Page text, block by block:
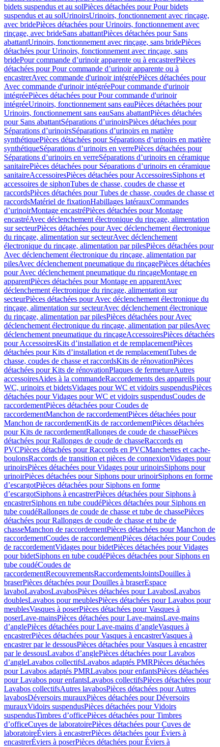
bidets suspendus et au solPièces détachées pour Pour bidets
suspendus et au solUrinoirsUrinoirs, fonctionnement avec rinçage,
avec bridePièces détachées pour Urinoirs, fonctionnement avec
rinçage, avec brideSans abattantPièces détachées pour Sans
abattantUrinoirs, fonctionnement avec rinçage, sans bridePièces
détachées pour Urinoirs, fonctionnement avec rinçage, sans
bridePour commande d’urinoir apparente ou à encastrerPièces
détachées pour Pour commande d’urinoir apparente ou à
encastrerAvec commande d'urinoir intégréePièces détachées pour
Avec commande d'urinoir intégréePour commande d'urinoir
intégréePièces détachées pour Pour commande d'urinoir
intégréeUrinoirs, fonctionnement sans eauPièces détachées pour
Urinoirs, fonctionnement sans eauSans abattantPièces détachées
pour Sans abattantSéparations d’urinoirsPièces détachées pour
Séparations d’urinoirsSéparations d’urinoirs en matière
synthétiquePièces détachées pour Séparations d’urinoirs en matière
synthétiqueSéparations d’urinoirs en verrePièces détachées pour
Séparations d’urinoirs en verreSéparations d’urinoirs en céramique
sanitairePièces détachées pour Séparations d’urinoirs en céramique
sanitaireAccessoiresPièces détachées pour AccessoiresSiphons et
accessoires de siphonTubes de chasse, coudes de chasse et
raccordsPièces détachées pour Tubes de chasse, coudes de chasse et
raccordsMatériel de fixationHabillages latérauxCommandes
dʼurinoirMontage encastréPièces détachées pour Montage
encastréAvec déclenchement électronique du rinçage, alimentation
sur secteurPièces détachées pour Avec déclenchement électronique
du rinçage, alimentation sur secteurAvec déclenchement
électronique du rinçage, alimentation par pilesPièces détachées pour
Avec déclenchement électronique du rinçage, alimentation par
pilesAvec déclenchement pneumatique du rinçagePièces détachées
pour Avec déclenchement pneumatique du rinçageMontage en
apparentPièces détachées pour Montage en apparentAvec
déclenchement électronique du rinçage, alimentation sur
secteurPièces détachées pour Avec déclenchement électronique du
rinçage, alimentation sur secteurAvec déclenchement électronique
du rinçage, alimentation par pilesPièces détachées pour Avec
déclenchement électronique du rinçage, alimentation par pilesAvec
déclenchement pneumatique du rinçageAccessoiresPièces détachées
pour AccessoiresKits d’installation et de remplacementPièces
détachées pour Kits d’installation et de remplacementTubes de
chasse, coudes de chasse et raccordsKits de rénovationPièces
détachées pour Kits de rénovationPlaques de fermetureAutres
accessoiresAides à la commandeRaccordements des appareils pour
WC, urinoirs et bidetsVidages pour WC et vidoirs suspendusPièces
détachées pour Vidages pour WC et vidoirs suspendusCoudes de
raccordementPièces détachées pour Coudes de
raccordementManchon de raccordementPièces détachées pour
Manchon de raccordementKits de raccordementPièces détachées
pour Kits de raccordementRallonges de coude de chassePièces
détachées pour Rallonges de coude de chasseRaccords en
PVCPièces détachées pour Raccords en PVCManchettes et cache-
boulonsRaccords de transition et pièces de connexionVidages pour
urinoirsPièces détachées pour Vidages pour urinoirsSiphons pour
urinoirPièces détachées pour Siphons pour urinoirSiphons en forme
d’escargotPièces détachées pour Siphons en forme
d’escargotSiphons à encastrerPièces détachées pour Siphons à
encastrerSiphons en tube coudéPièces détachées pour Siphons en
tube coudéRallonges de coude de chasse et tube de chassePièces
détachées pour Rallonges de coude de chasse et tube de
chasseManchon de raccordementPièces détachées pour Manchon de
raccordementCoudes de raccordementPièces détachées pour Coudes
de raccordementVidages pour bidetPièces détachées pour Vidages
pour bidetSiphons en tube coudéPièces détachées pour Siphons en
tube coudéCoudes de
raccordementRecouvrementsRaccordementsJointsDouilles à
braserPièces détachées pour Douilles à braserEspace
lavaboLavabosLavabosPièces détachées pour LavabosLavabos
doublesLavabos pour meublesPièces détachées pour Lavabos pour
meublesVasques à poserPièces détachées pour Vasques à
poserLave-mainsPièces détachées pour Lave-mainsLave-mains
d’anglePièces détachées pour Lave-mains d’angleVasques à
encastrerPièces détachées pour Vasques à encastrerVasques à
encastrer par le dessousPièces détachées pour Vasques à encastrer
par le dessousLavabos d’anglePièces détachées pour Lavabos
d’angleLavabos collectifsLavabos adaptés PMRPièces détachées
pour Lavabos adaptés PMRLavabos pour enfantsPièces détachées
pour Lavabos pour enfantsLavabos collectifsPièces détachées pour
Lavabos collectifsAutres lavabosPièces détachées pour Autres
lavabosDéversoirs murauxPièces détachées pour Déversoirs
murauxVidoirs suspendusPièces détachées pour Vidoirs
suspendusTimbres dʼofficePièces détachées pour Timbres
dʼofficeCuves de laboratoirePièces détachées pour Cuves de
laboratoireÉviers à encastrerPièces détachées pour Éviers à
encastrerÉviers à poserPièces détachées pour Éviers à